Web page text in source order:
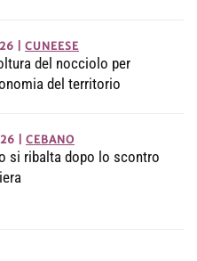
CUNEESE
del nocciolo per
del territorio
CEBANO
si ribalta dopo lo scontro